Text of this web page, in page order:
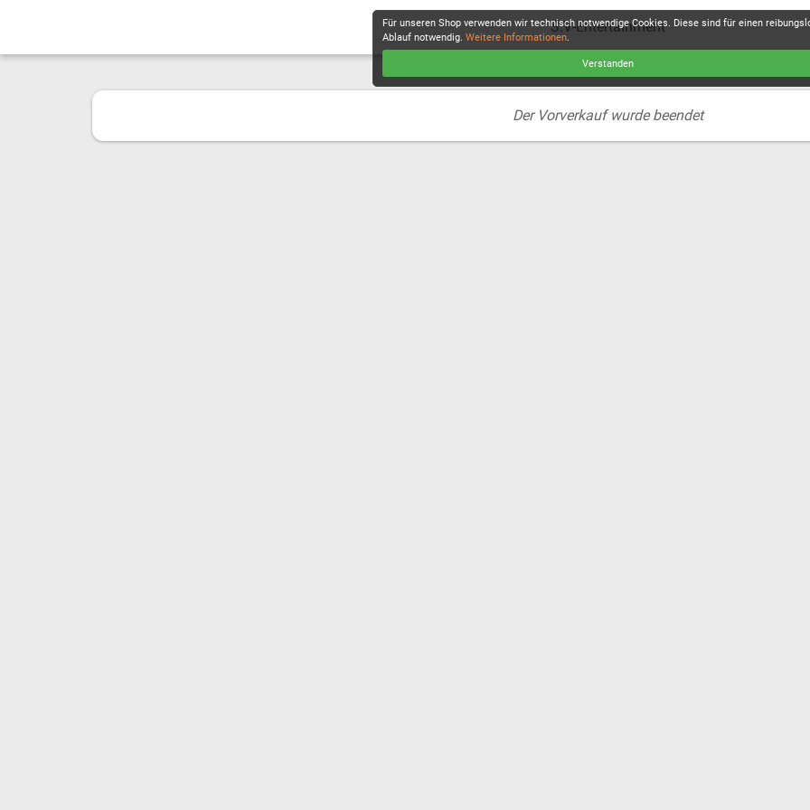
S.V-Entertainment
Der Vorverkauf wurde beendet
Für unseren Shop verwenden wir technisch notwendige Cookies. Diese sind für einen
Ablauf notwendig. Weitere Informationen.
Verstanden